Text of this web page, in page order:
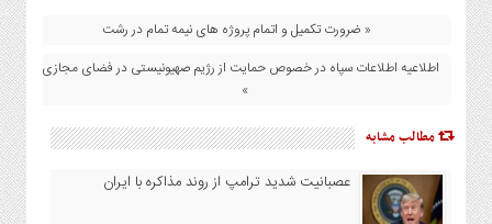
« ضرورت تکمیل و اتمام پروژه های نیمه تمام در رشت
اطلاعیه اطلاعات سپاه در خصوص حمایت از رژیم صهیونیستی در فضای مجازی
»
مطالب مشابه
عصبانیت شدید ترامپ از روند مذاکره با ایران